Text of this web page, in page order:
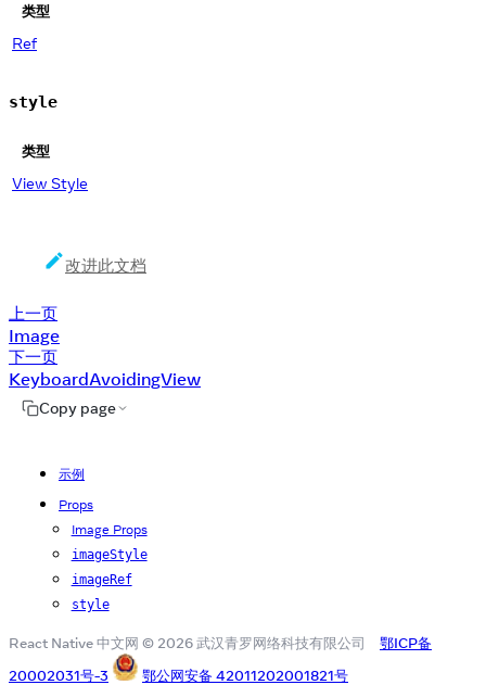
类型
Ref
style
类型
View Style
改进此文档
上一页
Image
下一页
KeyboardAvoidingView
Copy page
示例
Props
Image Props
imageStyle
imageRef
style
React Native 中文网 © 2026 武汉青罗网络科技有限公司
鄂ICP备
20002031号-3
鄂公网安备 42011202001821号